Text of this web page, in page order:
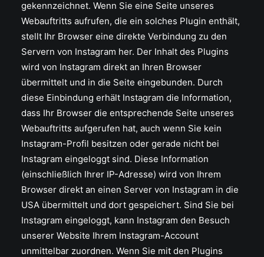
gekennzeichnet. Wenn Sie eine Seite unseres
Webauftritts aufrufen, die ein solches Plugin enthält,
stellt Ihr Browser eine direkte Verbindung zu den
Servern von Instagram her. Der Inhalt des Plugins
wird von Instagram direkt an Ihren Browser
übermittelt und in die Seite eingebunden. Durch
diese Einbindung erhält Instagram die Information,
dass Ihr Browser die entsprechende Seite unseres
Webauftritts aufgerufen hat, auch wenn Sie kein
Instagram-Profil besitzen oder gerade nicht bei
Instagram eingeloggt sind. Diese Information
(einschließlich Ihrer IP-Adresse) wird von Ihrem
Browser direkt an einen Server von Instagram in die
USA übermittelt und dort gespeichert. Sind Sie bei
Instagram eingeloggt, kann Instagram den Besuch
unserer Website Ihrem Instagram-Account
unmittelbar zuordnen. Wenn Sie mit den Plugins